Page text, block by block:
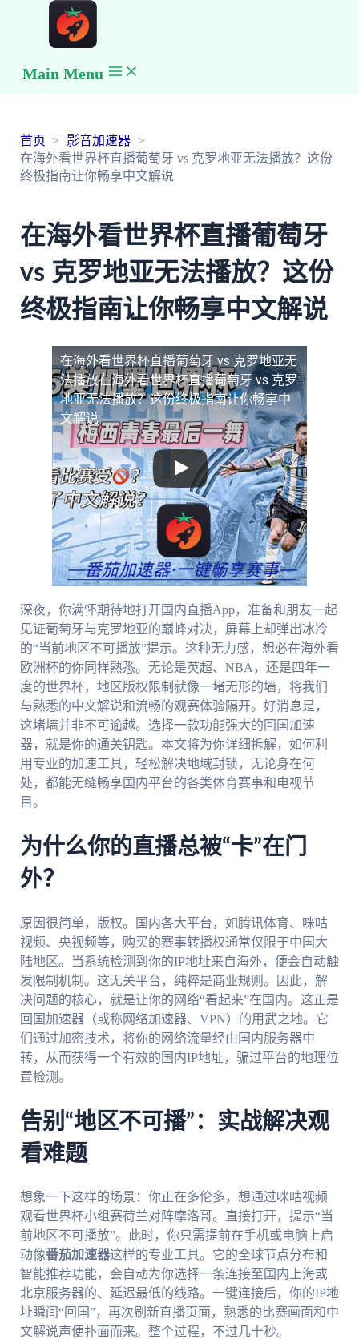
Main Menu
首页
影音加速器
在海外看世界杯直播葡萄牙 vs 克罗地亚无法播放？这份
终极指南让你畅享中文解说
在海外看世界杯直播葡萄牙
vs 克罗地亚无法播放？这份
终极指南让你畅享中文解说
在海外看世界杯直播葡萄牙 vs 克罗地亚无
法播放在海外看世界杯直播葡萄牙 vs 克罗
地亚无法播放？这份终极指南让你畅享中
文解说
深夜，你满怀期待地打开国内直播App，准备和朋友一起
见证葡萄牙与克罗地亚的巅峰对决，屏幕上却弹出冰冷
的“当前地区不可播放”提示。这种无力感，想必在海外看
欧洲杯的你同样熟悉。无论是英超、NBA，还是四年一
度的世界杯，地区版权限制就像一堵无形的墙，将我们
与熟悉的中文解说和流畅的观赛体验隔开。好消息是，
这堵墙并非不可逾越。选择一款功能强大的回国加速
器，就是你的通关钥匙。本文将为你详细拆解，如何利
用专业的加速工具，轻松解决地域封锁，无论身在何
处，都能无缝畅享国内平台的各类体育赛事和电视节
目。
为什么你的直播总被“卡”在门
外？
原因很简单，版权。国内各大平台，如腾讯体育、咪咕
视频、央视频等，购买的赛事转播权通常仅限于中国大
陆地区。当系统检测到你的IP地址来自海外，便会自动触
发限制机制。这无关平台，纯粹是商业规则。因此，解
决问题的核心，就是让你的网络“看起来”在国内。这正是
回国加速器（或称网络加速器、VPN）的用武之地。它
们通过加密技术，将你的网络流量经由国内服务器中
转，从而获得一个有效的国内IP地址，骗过平台的地理位
置检测。
告别“地区不可播”：实战解决观
看难题
想象一下这样的场景：你正在多伦多，想通过咪咕视频
观看世界杯小组赛荷兰对阵摩洛哥。直接打开，提示“当
前地区不可播放”。此时，你只需提前在手机或电脑上启
动像番茄加速器这样的专业工具。它的全球节点分布和
智能推荐功能，会自动为你选择一条连接至国内上海或
北京服务器的、延迟最低的线路。一键连接后，你的IP地
址瞬间“回国”，再次刷新直播页面，熟悉的比赛画面和中
文解说声便扑面而来。整个过程，不过几十秒。